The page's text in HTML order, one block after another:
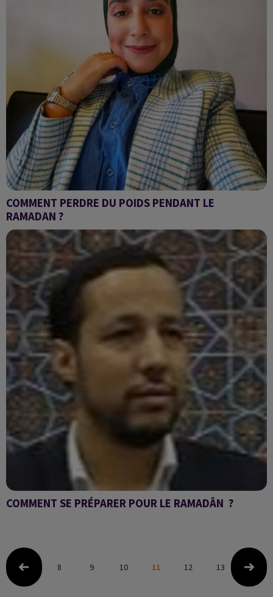
COMMENT PERDRE DU POIDS PENDANT LE
RAMADAN ?
Les réponses du Dr Mariama Al Ouahli,
COMMENT SE PRÉPARER POUR LE RAMADÂN ?
8 9 10 11 12 13 14